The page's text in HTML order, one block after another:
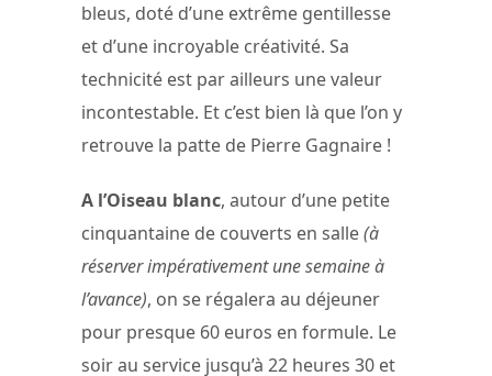
bleus, doté d’une extrême gentillesse
et d’une incroyable créativité. Sa
technicité est par ailleurs une valeur
incontestable. Et c’est bien là que l’on y
retrouve la patte de Pierre Gagnaire !
A l’Oiseau blanc, autour d’une petite
cinquantaine de couverts en salle(à
réserver impérativement une semaine à
l’avance), on se régalera au déjeuner
pour presque 60 euros en formule. Le
soir au service jusqu’à 22 heures 30 et